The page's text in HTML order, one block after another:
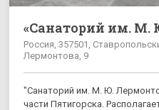
«Санаторий им. М.
Россия, 357501,
Лермонтова, 9
"Санаторий им. М. Ю.
части Пятигорска.